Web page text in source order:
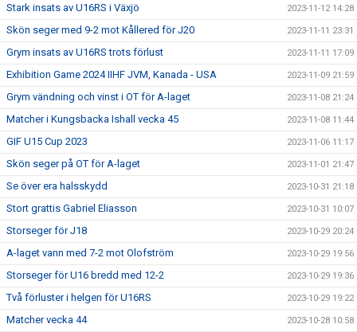
Stark insats av U16RS i Växjö 2023-11-12 14:28
Skön seger med 9-2 mot Kållered för J20 2023-11-11 23:31
Grym insats av U16RS trots förlust 2023-11-11 17:09
Exhibition Game 2024 IIHF JVM, Kanada - USA 2023-11-09 21:59
Grym vändning och vinst i OT för A-laget 2023-11-08 21:24
Matcher i Kungsbacka Ishall vecka 45 2023-11-08 11:44
GIF U15 Cup 2023 2023-11-06 11:17
Skön seger på OT för A-laget 2023-11-01 21:47
Se över era halsskydd 2023-10-31 21:18
Stort grattis Gabriel Eliasson 2023-10-31 10:07
Storseger för J18 2023-10-29 20:24
A-laget vann med 7-2 mot Olofström 2023-10-29 19:56
Storseger för U16 bredd med 12-2 2023-10-29 19:36
Två förluster i helgen för U16RS 2023-10-29 19:22
Matcher vecka 44 2023-10-28 10:58